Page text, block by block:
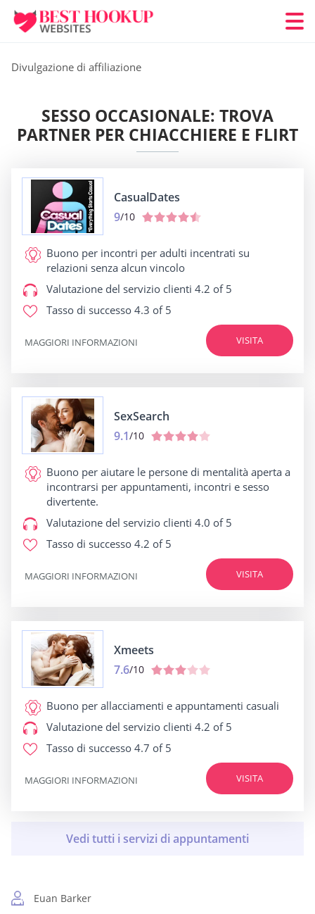
Divulgazione di affiliazione
SESSO OCCASIONALE: TROVA
PARTNER PER CHIACCHIERE E FLIRT
CasualDates
9/10
Buono per incontri per adulti incentrati su
relazioni senza alcun vincolo
Valutazione del servizio clienti 4.2 of 5
Tasso di successo 4.3 of 5
VISITA
MAGGIORI INFORMAZIONI
SexSearch
9.1/10
Buono per aiutare le persone di mentalità aperta a
incontrarsi per appuntamenti, incontri e sesso
divertente.
Valutazione del servizio clienti 4.0 of 5
Tasso di successo 4.2 of 5
VISITA
MAGGIORI INFORMAZIONI
Xmeets
7.6/10
Buono per allacciamenti e appuntamenti casuali
Valutazione del servizio clienti 4.2 of 5
Tasso di successo 4.7 of 5
VISITA
MAGGIORI INFORMAZIONI
Euan Barker